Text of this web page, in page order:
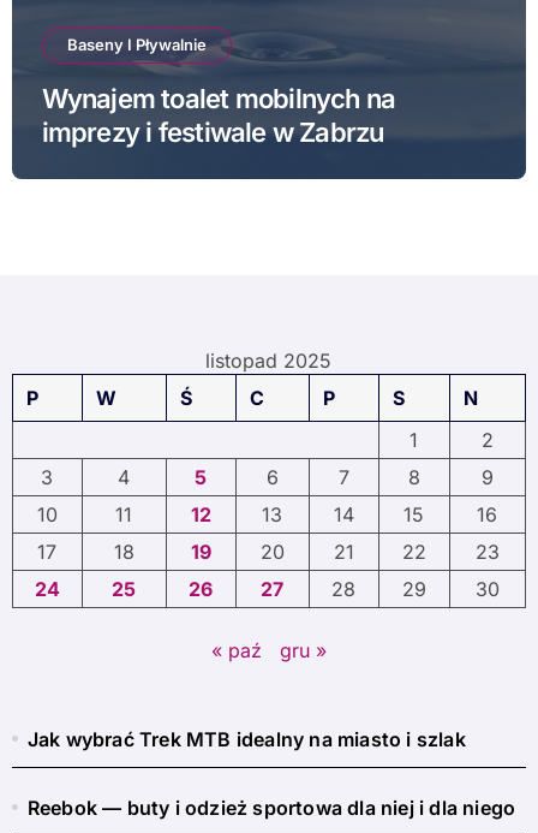
Baseny I Pływalnie
Wynajem toalet mobilnych na
imprezy i festiwale w Zabrzu
listopad 2025
P
W Ś C P S
N
1
2
3
4 5 6 7 8
9
10
11 12 13 14 15
16
17
18 19 20 21 22
23
24
25 26 27 28 29 30
« paź gru »
Jak wybrać Trek MTB idealny na miasto i szlak
Reebok — buty i odzież sportowa dla niej i dla niego